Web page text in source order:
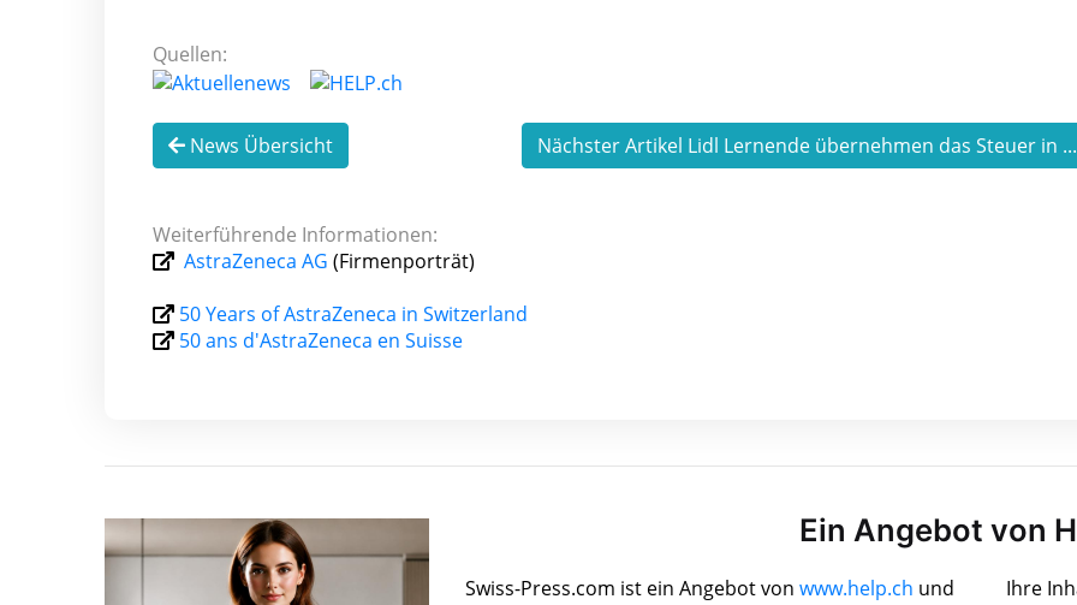
Quellen:
News Übersicht Nächster Artikel Lidl Lernende übernehmen das Steuer in ...
Weiterführende Informationen:
AstraZeneca AG (Firmenporträt)
50 Years of AstraZeneca in Switzerland
50 ans d'AstraZeneca en Suisse
Ein Angebot von
Swiss-Press.com ist ein Angebot von www.help.ch und
Ihre